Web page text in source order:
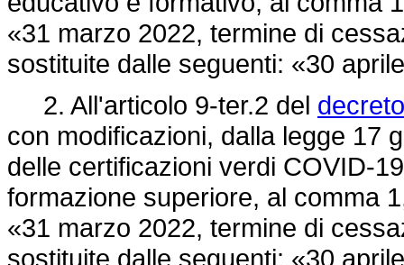
«31 marzo 2022, termine di
sostituite dalle seguenti: «30
2. All'articolo 9-ter.2 del
con modificazioni, dalla legge 17
delle certificazioni verdi COVID-
formazione superiore, al comma
«31 marzo 2022, termine di
sostituite dalle seguenti: «30